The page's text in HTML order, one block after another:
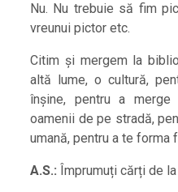
Nu. Nu trebuie să fim
vreunui pictor etc.
Citim și mergem la
altă lume, o cultură,
înșine, pentru a
oamenii de pe stradă,
umană, pentru a te forma
A.S.: Împrumuți cărți de